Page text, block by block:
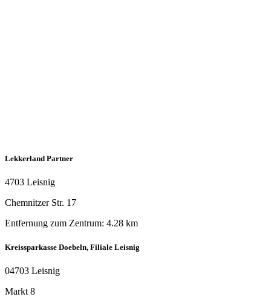
Lekkerland Partner
4703 Leisnig
Chemnitzer Str. 17
Entfernung zum Zentrum: 4.28 km
Kreissparkasse Doebeln, Filiale Leisnig
04703 Leisnig
Markt 8